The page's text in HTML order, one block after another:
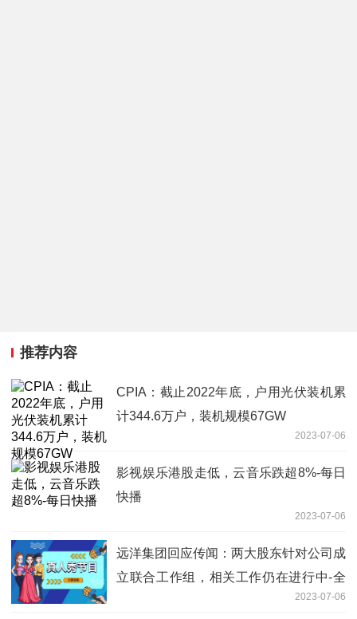
推荐内容
CPIA：截止2022年底，户用光伏装机累
计344.6万户，装机规模67GW
2023-07-06
影视娱乐港股走低，云音乐跌超8%-每日
快播
2023-07-06
远洋集团回应传闻：两大股东针对公司成
立联合工作组，相关工作仍在进行中-全
2023-07-06